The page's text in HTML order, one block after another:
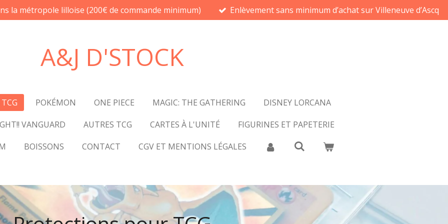
la métropole lilloise (200€ de commande minimum) Enlèvement sans minimum d’achat sur Villeneuve d’Ascq
A&J D'STOCK
POKÉMON ONE PIECE MAGIC: THE GATHERING
DISNEY LORCANA
VANGUARD AUTRES TCG CARTES À L'UNITÉ
FIGURINES ET PAPETERIE
BOISSONS CONTACT CGV ET MENTIONS LÉGALES